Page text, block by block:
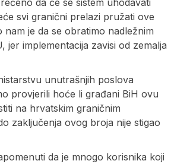
da će se sistem uhodavati
svi granični prelazi pružati ove
nam je da se obratimo nadležnim
jer implementacija zavisi od zemalja
unutrašnjih poslova
provjerili hoće li građani BiH ovu
na hrvatskim graničnim
zaključenja ovog broja nije stigao
da je mnogo korisnika koji